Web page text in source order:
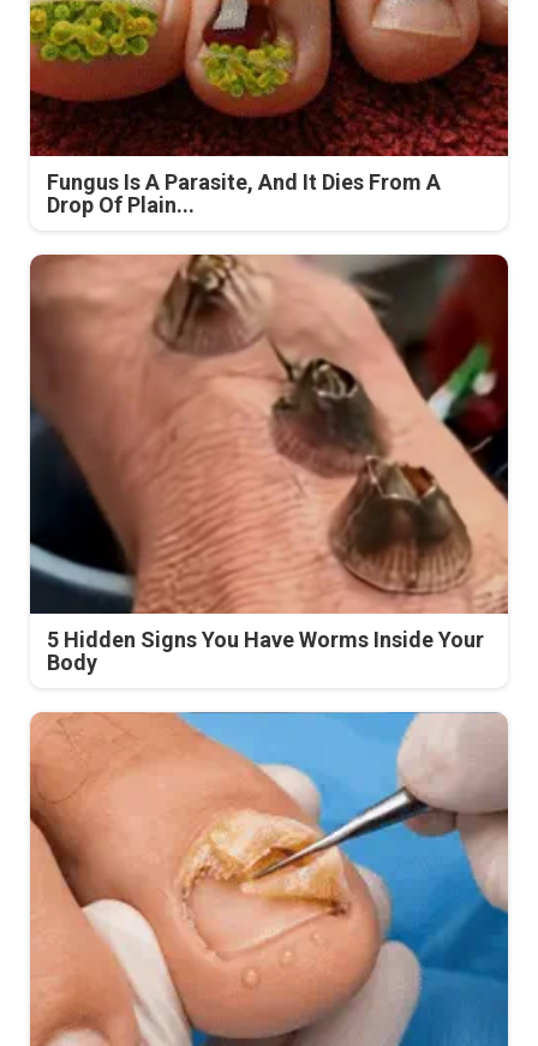
Fungus Is A Parasite, And It Dies From A
Drop Of Plain...
5 Hidden Signs You Have Worms Inside Your
Body